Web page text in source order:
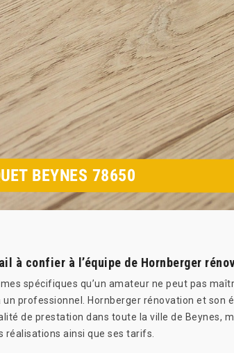
BEYNES 78650
à confier à l’équipe de Hornberger
spécifiques qu’un amateur ne peut pas
un professionnel. Hornberger rénovation et
de prestation dans toute la ville de Beynes,
ainsi que ses tarifs.